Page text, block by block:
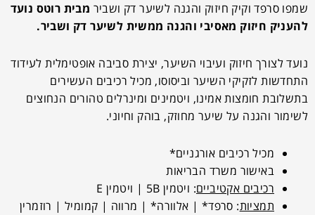
שמפו סרפד וקיק חיזוק והגנה לשיער דק ושביר מבית רוטס נועד
להעניק חיזוק מאסיבי והגנה ממשית לשיער דק ושביר.
נועד לצורך חיזוק ועיבוי השיער, יצירת סביבה אופטימלית לעידוד
התחדשות לזקיקי השיער וביסוסו, מכיל רכיבים העשירים
בתשלובת חומצות אמינו, ויטמינים ומינרלים טהורים הנחוצים
לשימור והגנה על שיער מחוזק, בוהק וחיוני.
מכיל רכיבים אורגניים*
באישור משרד הבריאות
רכיבים אקטיביים: ויטמין 5B | ויטמין E
תמציות: סרפד* | אלוורה* | מרווה | קמומיל | רוזמרין